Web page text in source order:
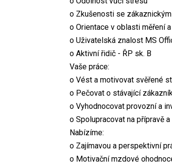
o Zkušenosti se
o Orientace v oblasti měření
o Uživatelská znalost MS
o Aktivní řidič - ŘP sk. B
Vaše práce:
o Vést a motivovat svěřené
o Pečovat o stávající
o Vyhodnocovat provozní a
o Spolupracovat na přípravě
Nabízíme:
o Zajímavou a perspektivní
o Motivační mzdové